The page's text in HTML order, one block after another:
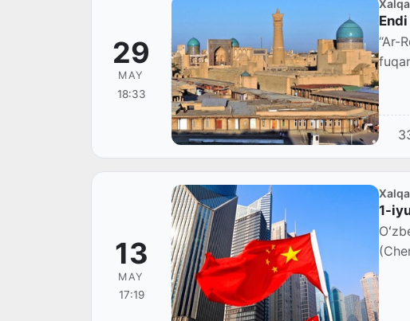
29
MAY
18:33
“Ar-
13
MAY
17:19
1-